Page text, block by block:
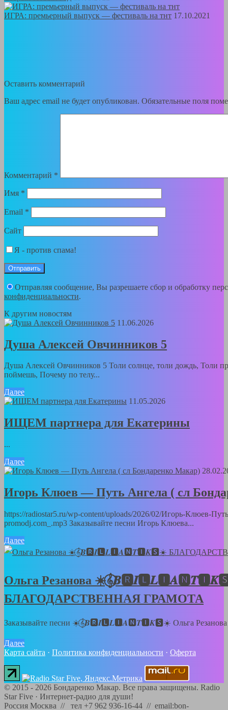
ИГРА: премьерный выпуск — фестиваль на тнт 17.10.2021
Оставить комментарий
Ваш адрес email не будет опубликован. Обязательные поля
Комментарий *
Имя *
Email *
Сайт
Я - против спама!
Отправляя сообщение, Вы разрешаете сбор и обработку
конфиденциальности.
К другим новостям
11.06.2026
Душа Алексей Овчинников 5
Душа Алексей Овчинников 5 Толи солнце, толи дождь, Толи
поймешь, Почему по телу...
Далее
11.05.2026
ИЩЕМ партнера для Екатерины
...
Далее
Игорь Клюев — Путь Ангела ( сл
https://radiostar5.ru/wp-content/uploads/2026/02/Игорь-Клюев-
promodj.com_.mp3 Заказывайте песни Игорь Клюева...
Далее
Ольга Резанова
БЛАГОДАРСТВЕННАЯ ГРАМОТА
Заказывайте песни ☀️𝄞⃝𝑩🆁𝑰🅻𝑳🅸𝑨🅽𝑻🅸𝑲🆂☀️ Ольга Резанова
Далее
Карта сайта · Политика конфиденциальности · Оферта
© 2015 - 2026 Бондаренко Макар. Все права защищены. Radio
Star Five · Интернет-радио для души!
Россия Москва // тел +7 962 936-16-44 // email:bon-